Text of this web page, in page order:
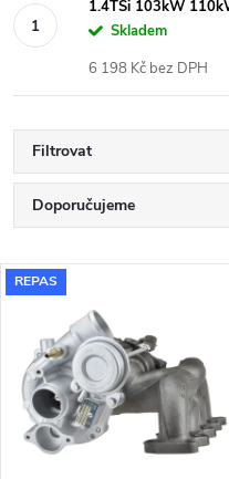
1.4TSi 103kW
Skladem
6 198 Kč bez DPH
Filtrovat
Ř
a
e
n
Doporučujeme
Nejdražší
Nejprodávanější
Abecedně
V
ý
p
REPAS